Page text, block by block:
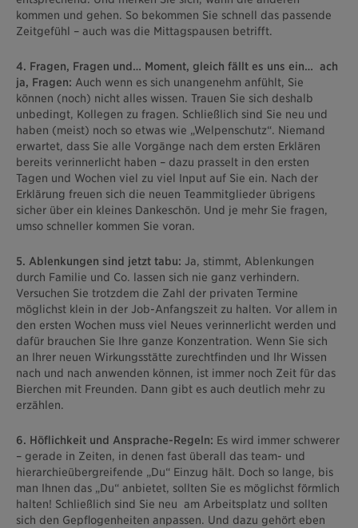
kommen und gehen. So bekommen Sie schnell das passende
Zeitgefühl – auch was die Mittagspausen betrifft.
4. Fragen, Fragen und… Moment, gleich fällt es uns ein… ach
ja, Fragen: Auch wenn es sich unangenehm anfühlt, Sie
können (noch) nicht alles wissen. Trauen Sie sich deshalb
unbedingt, Kollegen zu fragen. Schließlich sind Sie neu und
haben (meist) noch so etwas wie „Welpenschutz“. Niemand
erwartet, dass Sie alle Vorgänge nach dem ersten Erklären
bereits verinnerlicht haben – dazu prasselt in den ersten
Tagen und Wochen viel zu viel Input auf Sie ein. Nach der
Erklärung freuen sich die neuen Teammitglieder übrigens
sicher über ein kleines Dankeschön. Und je mehr Sie fragen,
umso schneller kommen Sie voran.
5. Ablenkungen sind jetzt tabu: Ja, stimmt, Ablenkungen
durch Familie und Co. lassen sich nie ganz verhindern.
Versuchen Sie trotzdem die Zahl der privaten Termine
möglichst klein in der Job-Anfangszeit zu halten. Vor allem in
den ersten Wochen muss viel Neues verinnerlicht werden und
dafür brauchen Sie Ihre ganze Konzentration. Wenn Sie sich
an Ihrer neuen Wirkungsstätte zurechtfinden und Ihr Wissen
nach und nach anwenden können, ist immer noch Zeit für das
Bierchen mit Freunden. Dann gibt es auch deutlich mehr zu
erzählen.
6. Höflichkeit und Ansprache-Regeln: Es wird immer schwerer
– gerade in Zeiten, in denen fast überall das team- und
hierarchieübergreifende „Du“ Einzug hält. Doch so lange, bis
man Ihnen das „Du“ anbietet, sollten Sie es möglichst förmlich
halten! Schließlich sind Sie neu am Arbeitsplatz und sollten
sich den Gepflogenheiten anpassen. Und dazu gehört eben